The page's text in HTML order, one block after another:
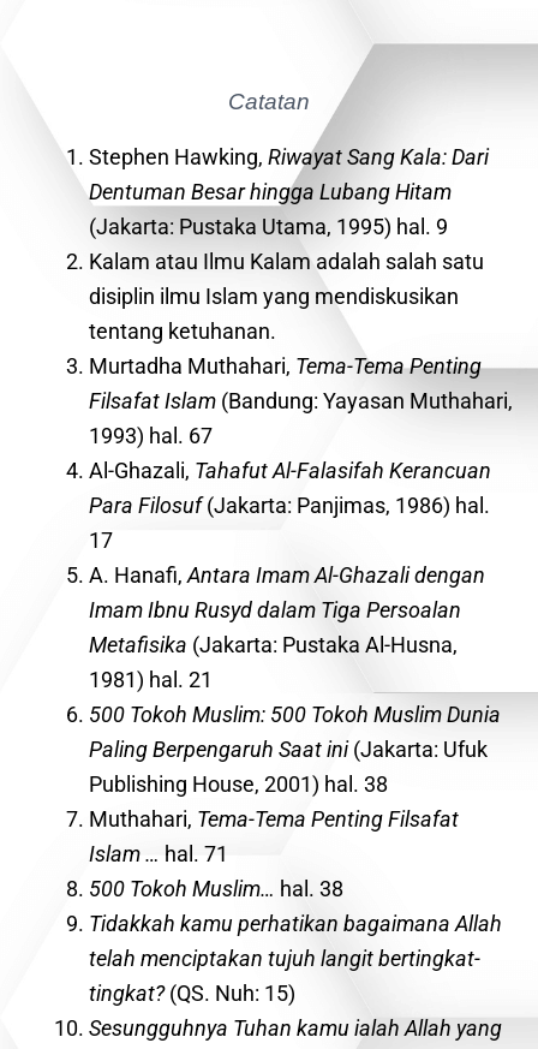
Catatan
Stephen Hawking, Riwayat Sang Kala: Dari
Dentuman Besar hingga Lubang Hitam
(Jakarta: Pustaka Utama, 1995) hal. 9
Kalam atau Ilmu Kalam adalah salah satu
disiplin ilmu Islam yang mendiskusikan
tentang ketuhanan.
Murtadha Muthahari, Tema-Tema Penting
Filsafat Islam (Bandung: Yayasan Muthahari,
1993) hal. 67
Al-Ghazali, Tahafut Al-Falasifah Kerancuan
Para Filosuf(Jakarta: Panjimas, 1986) hal.
17
A. Hanafi, Antara Imam Al-Ghazali dengan
Imam Ibnu Rusyd dalam Tiga Persoalan
Metafisika (Jakarta: Pustaka Al-Husna,
1981) hal. 21
500 Tokoh Muslim: 500 Tokoh Muslim Dunia
Paling Berpengaruh Saat ini(Jakarta: Ufuk
Publishing House, 2001) hal. 38
Muthahari, Tema-Tema Penting Filsafat
Islam … hal. 71
500 Tokoh Muslim… hal. 38
Tidakkah kamu perhatikan bagaimana Allah
telah menciptakan tujuh langit bertingkat-
tingkat?(QS. Nuh: 15)
Sesungguhnya Tuhan kamu ialah Allah yang